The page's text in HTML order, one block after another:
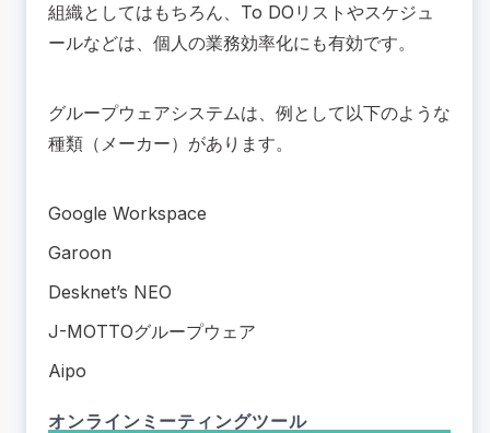
組織としてはもちろん、To DOリストやスケジュ
ールなどは、個人の業務効率化にも有効です。
グループウェアシステムは、例として以下のような
種類（メーカー）があります。
Google Workspace
Garoon
Desknet’s NEO
J-MOTTOグループウェア
Aipo
オンラインミーティングツール